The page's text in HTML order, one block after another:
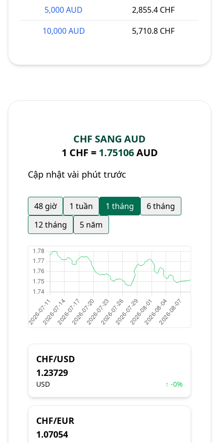
5,000 AUD
2,855.4 CHF
10,000 AUD
5,710.8 CHF
CHF SANG AUD
1 CHF = 1.75106AUD
Cập nhật vài phút trước
48 giờ 1 tuần 1 tháng
6 tháng
12 tháng
5 năm
CHF/USD
1.23729
USD ↑ -0%
CHF/EUR
1.07054